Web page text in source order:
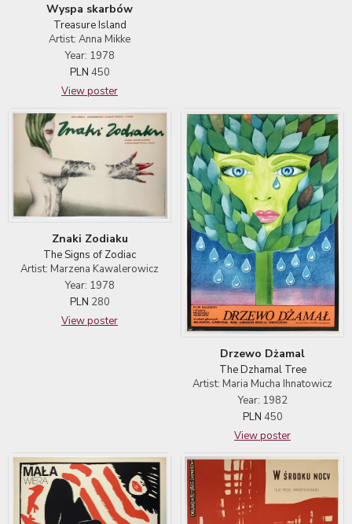
Wyspa skarbów
Treasure Island
Artist: Anna Mikke
Year: 1978
PLN 450
View poster
Znaki Zodiaku
The Signs of Zodiac
Artist: Marzena Kawalerowicz
Year: 1978
PLN 280
View poster
Drzewo Dżamal
The Dzhamal Tree
Artist: Maria Mucha Ihnatowicz
Year: 1982
PLN 450
View poster